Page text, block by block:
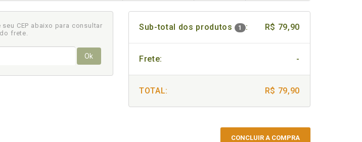
seu CEP abaixo para consultar
frete.
Ok
Sub-total dos produtos 1 : R$ 79,90
Frete: -
TOTAL: R$ 79,90
CONCLUIR A COMPRA